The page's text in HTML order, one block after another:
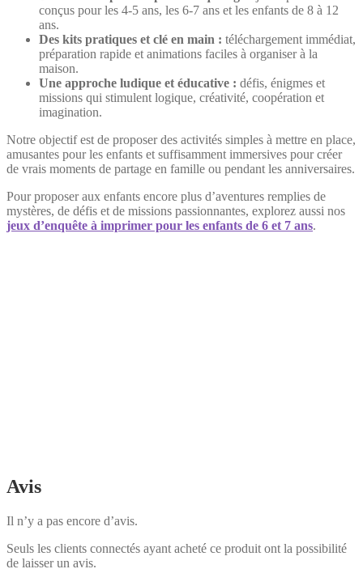
conçus pour les 4-5 ans, les 6-7 ans et les enfants de 8 à 12
ans.
Des kits pratiques et clé en main : téléchargement immédiat,
préparation rapide et animations faciles à organiser à la
maison.
Une approche ludique et éducative : défis, énigmes et
missions qui stimulent logique, créativité, coopération et
imagination.
Notre objectif est de proposer des activités simples à mettre en place,
amusantes pour les enfants et suffisamment immersives pour créer
de vrais moments de partage en famille ou pendant les anniversaires.
Pour proposer aux enfants encore plus d’aventures remplies de
mystères, de défis et de missions passionnantes, explorez aussi nos
jeux d’enquête à imprimer pour les enfants de 6 et 7 ans.
Avis
Il n’y a pas encore d’avis.
Seuls les clients connectés ayant acheté ce produit ont la possibilité
de laisser un avis.